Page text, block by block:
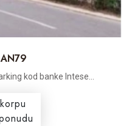
kod banke Intese...